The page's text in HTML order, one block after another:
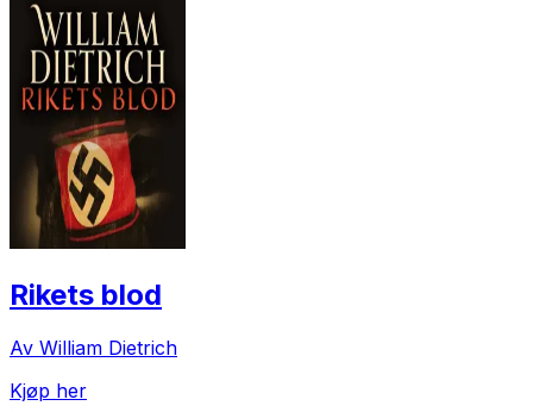
Rikets blod
Av William Dietrich
Kjøp her